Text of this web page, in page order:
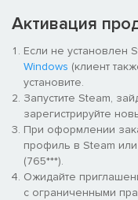
Активация
Если не установлен
Windows (клиент
установите.
Запустите Steam,
зарегистрируйте
При оформлении
профиль в Steam
(765***).
Ожидайте
с ограниченными